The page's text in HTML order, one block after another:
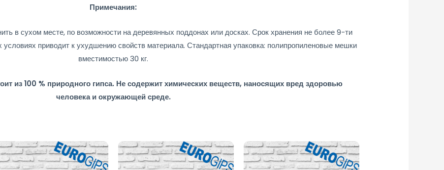
Примечания:
в сухом месте, по возможности на деревянных поддонах или досках. Срок хранения не более 9-ти
условиях приводит к ухудшению свойств материала. Стандартная упаковка: полипропиленовые мешки
вместимостью 30 кг.
из 100 % природного гипса. Не содержит химических веществ, наносящих вред здоровью
человека и окружающей среде.